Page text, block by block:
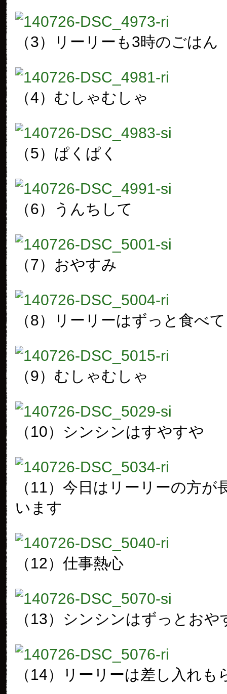
（3）リーリーも3時のごはん
（4）むしゃむしゃ
（5）ぱくぱく
（6）うんちして
（7）おやすみ
（8）リーリーはずっと食べ
（9）むしゃむしゃ
（10）シンシンはすやすや
（11）今日はリーリーの方が
います
（12）仕事熱心
（13）シンシンはずっとおや
（14）リーリーは差し入れも